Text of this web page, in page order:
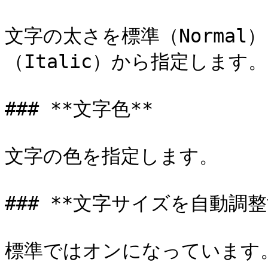
文字の太さを標準（Normal
（Italic）から指定します。
### **文字色**
文字の色を指定します。
### **文字サイズを自動調
標準ではオンになっていま